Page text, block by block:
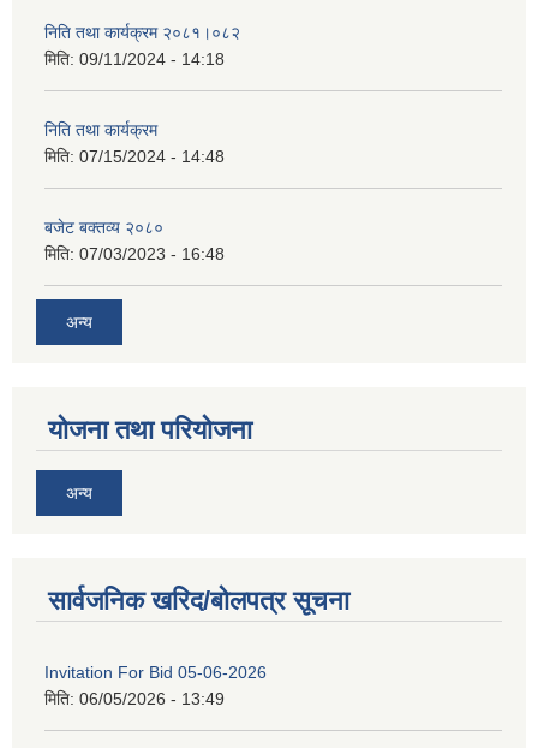
निति तथा कार्यक्रम २०८१।०८२
मिति: 09/11/2024 - 14:18
निति तथा कार्यक्रम
मिति: 07/15/2024 - 14:48
बजेट बक्तव्य २०८०
मिति: 07/03/2023 - 16:48
अन्य
योजना तथा परियोजना
अन्य
सार्वजनिक खरिद/बोलपत्र सूचना
Invitation For Bid 05-06-2026
मिति: 06/05/2026 - 13:49